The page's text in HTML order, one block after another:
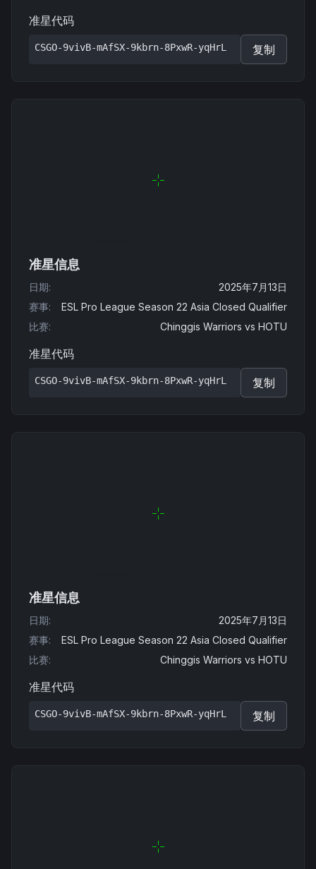
准星代码
CSGO-9vivB-mAfSX-9kbrn-8PxwR-yqHrL 复制
准星信息
日期:
2025年7月13日
赛事:
ESL Pro League Season 22 Asia Closed Qualifier
比赛: Chinggis Warriors vs HOTU
准星代码
CSGO-9vivB-mAfSX-9kbrn-8PxwR-yqHrL 复制
准星信息
日期:
2025年7月13日
赛事:
ESL Pro League Season 22 Asia Closed Qualifier
比赛: Chinggis Warriors vs HOTU
准星代码
CSGO-9vivB-mAfSX-9kbrn-8PxwR-yqHrL 复制